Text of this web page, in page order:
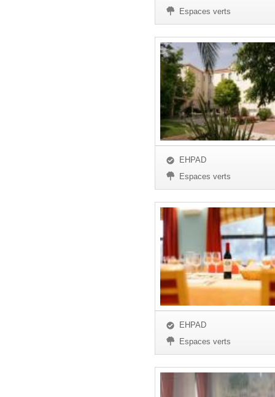
Espaces verts
EHPAD
Espaces verts
EHPAD
Espaces verts